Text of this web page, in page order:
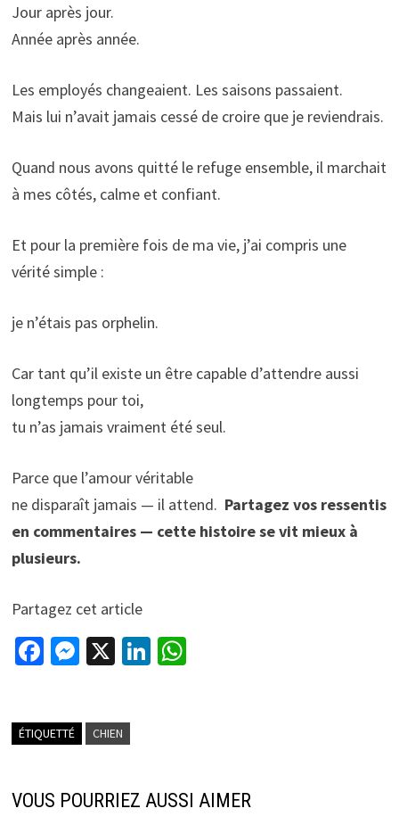
Jour après jour.
Année après année.
Les employés changeaient. Les saisons passaient.
Mais lui n’avait jamais cessé de croire que je reviendrais.
Quand nous avons quitté le refuge ensemble, il marchait
à mes côtés, calme et confiant.
Et pour la première fois de ma vie, j’ai compris une
vérité simple :
je n’étais pas orphelin.
Car tant qu’il existe un être capable d’attendre aussi
longtemps pour toi,
tu n’as jamais vraiment été seul.
Parce que l’amour véritable
ne disparaît jamais — il attend. Partagez vos ressentis
en commentaires — cette histoire se vit mieux à
plusieurs.
Partagez cet article
Fa
o
k
M
n
r
X Li W
p
ÉTIQUETTÉ CHIEN
VOUS POURRIEZ AUSSI AIMER